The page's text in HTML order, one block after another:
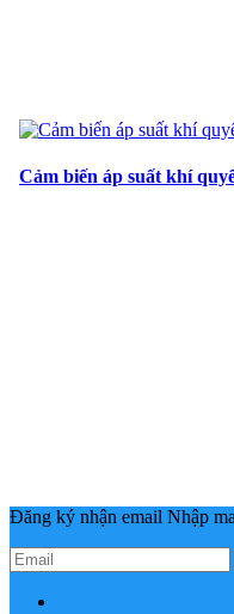
Cảm biến áp suất khí
Đăng ký nhận email Nhập